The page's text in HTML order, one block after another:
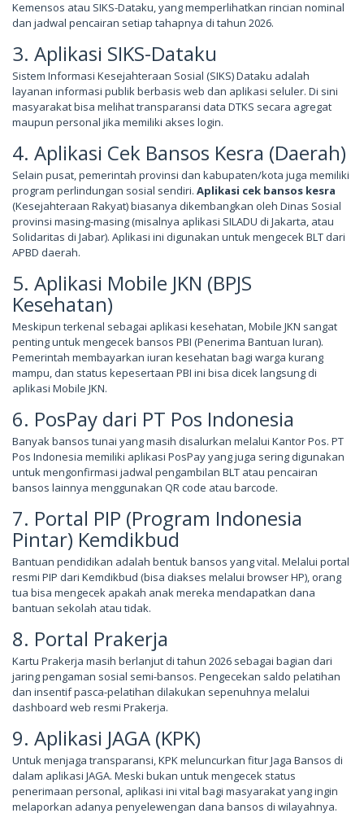
Kemensos atau SIKS-Dataku, yang memperlihatkan rincian nominal
dan jadwal pencairan setiap tahapnya di tahun 2026.
3. Aplikasi SIKS-Dataku
Sistem Informasi Kesejahteraan Sosial (SIKS) Dataku adalah
layanan informasi publik berbasis web dan aplikasi seluler. Di sini
masyarakat bisa melihat transparansi data DTKS secara agregat
maupun personal jika memiliki akses login.
4. Aplikasi Cek Bansos Kesra (Daerah)
Selain pusat, pemerintah provinsi dan kabupaten/kota juga memiliki
program perlindungan sosial sendiri. Aplikasi cek bansos kesra
(Kesejahteraan Rakyat) biasanya dikembangkan oleh Dinas Sosial
provinsi masing-masing (misalnya aplikasi SILADU di Jakarta, atau
Solidaritas di Jabar). Aplikasi ini digunakan untuk mengecek BLT dari
APBD daerah.
5. Aplikasi Mobile JKN (BPJS
Kesehatan)
Meskipun terkenal sebagai aplikasi kesehatan, Mobile JKN sangat
penting untuk mengecek bansos PBI (Penerima Bantuan Iuran).
Pemerintah membayarkan iuran kesehatan bagi warga kurang
mampu, dan status kepesertaan PBI ini bisa dicek langsung di
aplikasi Mobile JKN.
6. PosPay dari PT Pos Indonesia
Banyak bansos tunai yang masih disalurkan melalui Kantor Pos. PT
Pos Indonesia memiliki aplikasi PosPay yang juga sering digunakan
untuk mengonfirmasi jadwal pengambilan BLT atau pencairan
bansos lainnya menggunakan QR code atau barcode.
7. Portal PIP (Program Indonesia
Pintar) Kemdikbud
Bantuan pendidikan adalah bentuk bansos yang vital. Melalui portal
resmi PIP dari Kemdikbud (bisa diakses melalui browser HP), orang
tua bisa mengecek apakah anak mereka mendapatkan dana
bantuan sekolah atau tidak.
8. Portal Prakerja
Kartu Prakerja masih berlanjut di tahun 2026 sebagai bagian dari
jaring pengaman sosial semi-bansos. Pengecekan saldo pelatihan
dan insentif pasca-pelatihan dilakukan sepenuhnya melalui
dashboard web resmi Prakerja.
9. Aplikasi JAGA (KPK)
Untuk menjaga transparansi, KPK meluncurkan fitur Jaga Bansos di
dalam aplikasi JAGA. Meski bukan untuk mengecek status
penerimaan personal, aplikasi ini vital bagi masyarakat yang ingin
melaporkan adanya penyelewengan dana bansos di wilayahnya.